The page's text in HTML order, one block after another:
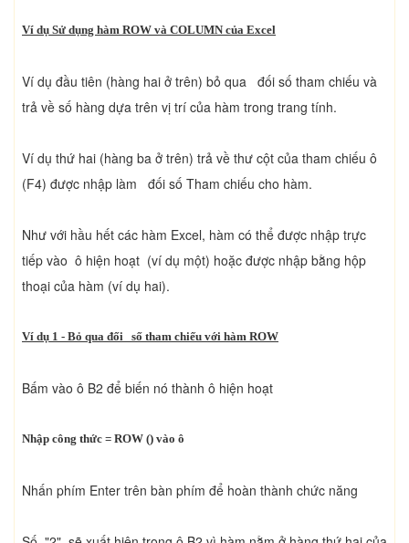
Ví dụ Sử dụng hàm ROW và COLUMN của Excel
Ví dụ đầu tiên (hàng hai ở trên) bỏ qua đối số tham chiếu và
trả về số hàng dựa trên vị trí của hàm trong trang tính.
Ví dụ thứ hai (hàng ba ở trên) trả về thư cột của tham chiếu ô
(F4) được nhập làm đối số Tham chiếu cho hàm.
Như với hầu hết các hàm Excel, hàm có thể được nhập trực
tiếp vào ô hiện hoạt (ví dụ một) hoặc được nhập bằng hộp
thoại của hàm (ví dụ hai).
Ví dụ 1 - Bỏ qua đối số tham chiếu với hàm ROW
Bấm vào ô B2 để biến nó thành ô hiện hoạt
Nhập công thức = ROW () vào ô
Nhấn phím Enter trên bàn phím để hoàn thành chức năng